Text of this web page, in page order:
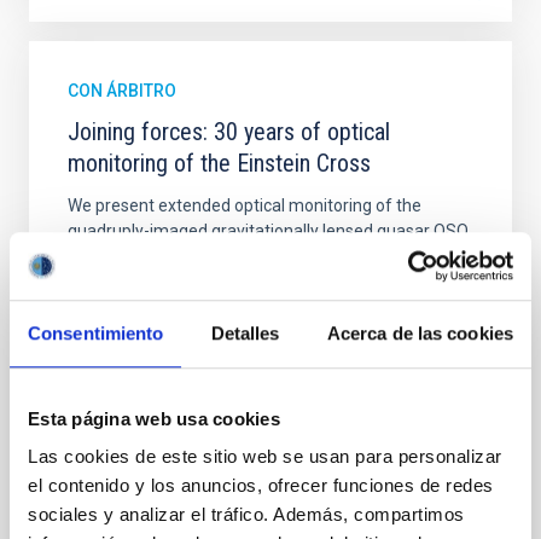
Consentimiento Detalles Acerca de las cookies
Esta página web usa cookies
Las cookies de este sitio web se usan para personalizar
el contenido y los anuncios, ofrecer funciones de redes
sociales y analizar el tráfico. Además, compartimos
CON ÁRBITRO
Joining forces: 30 years of optical
monitoring of the Einstein Cross
We present extended optical monitoring of the
quadruply-imaged gravitationally lensed quasar QSO
observations from different observatories in both
hemispheres and using a new photometric
technique. This technique uses a region far enough
Shalyapin, V. N. et al.
Fecha de publicación: 6 2026